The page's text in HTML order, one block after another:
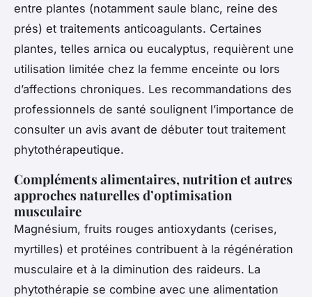
entre plantes (notamment saule blanc, reine des
prés) et traitements anticoagulants. Certaines
plantes, telles arnica ou eucalyptus, requièrent une
utilisation limitée chez la femme enceinte ou lors
d’affections chroniques. Les recommandations des
professionnels de santé soulignent l’importance de
consulter un avis avant de débuter tout traitement
phytothérapeutique.
Compléments alimentaires, nutrition et autres
approches naturelles d’optimisation
musculaire
Magnésium, fruits rouges antioxydants (cerises,
myrtilles) et protéines contribuent à la régénération
musculaire et à la diminution des raideurs. La
phytothérapie se combine avec une alimentation